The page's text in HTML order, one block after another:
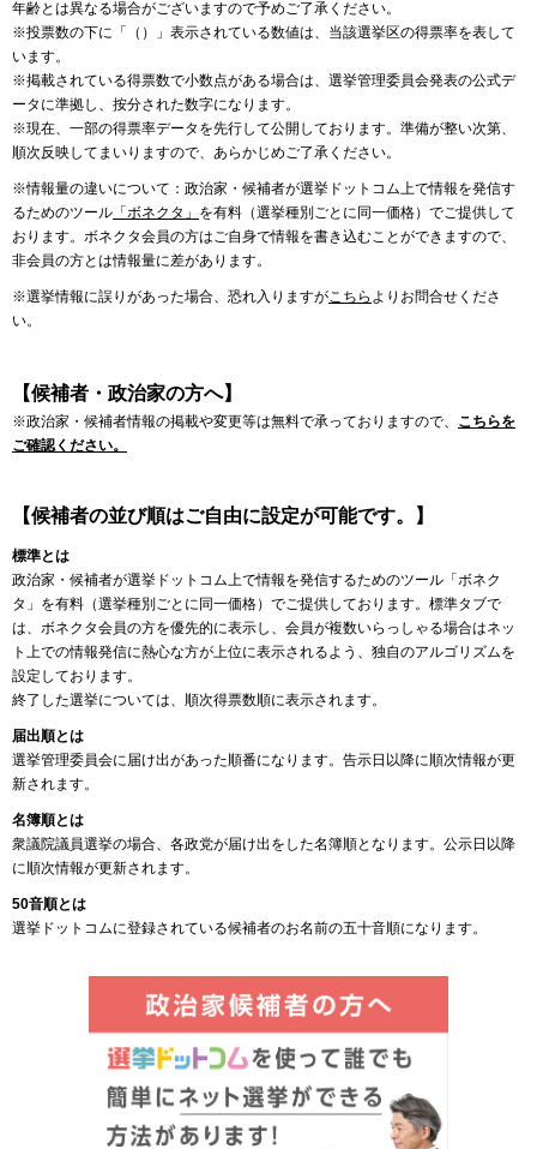
年齢とは異なる場合がございますので予めご了承ください。
※投票数の下に「（）」表示されている数値は、当該選挙区の得票率を表して
います。
※掲載されている得票数で小数点がある場合は、選挙管理委員会発表の公式デ
ータに準拠し、按分された数字になります。
※現在、一部の得票率データを先行して公開しております。準備が整い次第、
順次反映してまいりますので、あらかじめご了承ください。
※情報量の違いについて：政治家・候補者が選挙ドットコム上で情報を発信す
るためのツール 「ボネクタ」 を有料（選挙種別ごとに同一価格）でご提供して
おります。ボネクタ会員の方はご自身で情報を書き込むことができますので、
非会員の方とは情報量に差があります。
※選挙情報に誤りがあった場合、恐れ入りますがこちら よりお問合せくださ
い。
【候補者・政治家の方へ】
※政治家・候補者情報の掲載や変更等は無料で承っておりますので、 こちらを
ご確認ください。
【候補者の並び順はご自由に設定が可能です。】
標準とは
政治家・候補者が選挙ドットコム上で情報を発信するためのツール「ボネク
タ」を有料（選挙種別ごとに同一価格）でご提供しております。標準タブで
は、ボネクタ会員の方を優先的に表示し、会員が複数いらっしゃる場合はネッ
ト上での情報発信に熱心な方が上位に表示されるよう、独自のアルゴリズムを
設定しております。
終了した選挙については、順次得票数順に表示されます。
届出順とは
選挙管理委員会に届け出があった順番になります。告示日以降に順次情報が更
新されます。
名簿順とは
衆議院議員選挙の場合、各政党が届け出をした名簿順となります。公示日以降
に順次情報が更新されます。
50音順とは
選挙ドットコムに登録されている候補者のお名前の五十音順になります。